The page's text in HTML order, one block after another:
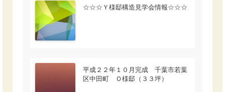
☆☆☆Ｙ様邸構造見学会情報☆☆☆
平成２２年１０月完成 千葉市若葉
区中田町 Ｏ様邸（３３坪）